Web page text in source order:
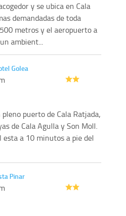
y se ubica en Cala
demandadas de toda
metros y el aeropuerto a
ambient...
Golea
puerto de Cala Ratjada,
de Cala Agulla y Son Moll.
esta a 10 minutos a pie del
Pinar